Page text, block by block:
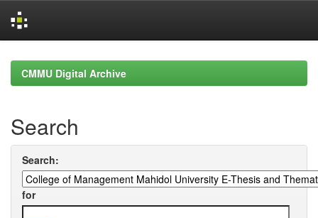
navigationCMMU Digital Archive
Search
Search:
for